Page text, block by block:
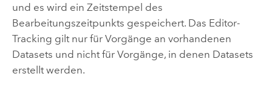
und es wird ein Zeitstempel des
Bearbeitungszeitpunkts gespeichert. Das Editor-
Tracking gilt nur für Vorgänge an vorhandenen
Datasets und nicht für Vorgänge, in denen Datasets
erstellt werden.